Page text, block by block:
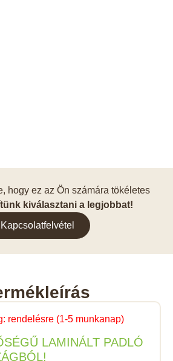
hogy ez az Ön számára tökéletes
kiválasztani a legjobbat!
Kapcsolatfelvétel
rendelésre (1-5 munkanap)
LAMINÁLT PADLÓ